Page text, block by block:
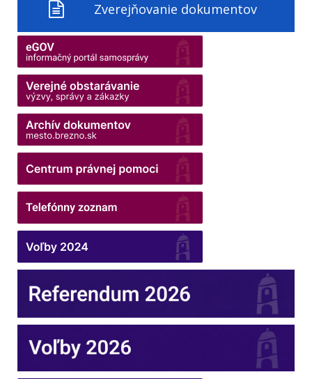
Zverejňovanie dokumentov